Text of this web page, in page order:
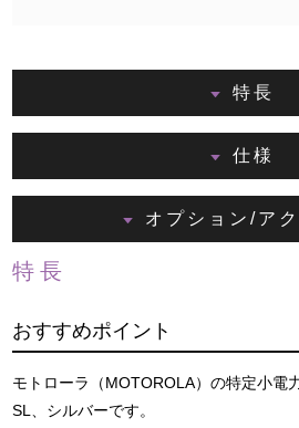
特長
仕様
オプション/アク
特長
おすすめポイント
モトローラ（MOTOROLA）の特定小電
SL、シルバーです。